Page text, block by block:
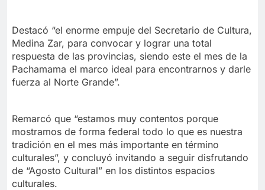
Destacó “el enorme empuje del Secretario de Cultura,
Medina Zar, para convocar y lograr una total
respuesta de las provincias, siendo este el mes de la
Pachamama el marco ideal para encontrarnos y darle
fuerza al Norte Grande”.
Remarcó que “estamos muy contentos porque
mostramos de forma federal todo lo que es nuestra
tradición en el mes más importante en término
culturales”, y concluyó invitando a seguir disfrutando
de “Agosto Cultural” en los distintos espacios
culturales.